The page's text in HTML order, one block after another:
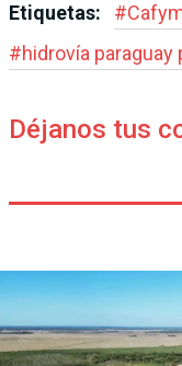
Etiquetas: #
#hidrovía paraguay
Déjanos tus